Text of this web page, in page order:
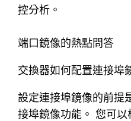
控分析。
端口鏡像的熱點問答
交換器如何配置連接埠
設定連接埠鏡像的前提
接埠鏡像功能。 您可